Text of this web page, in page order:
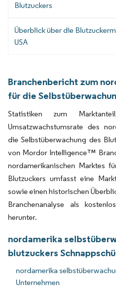
Blutzuckers
Überblick über die
USA
Branchenbericht zum
für die
Statistiken zum
Umsatzwachstumsrate des
die Selbstüberwachung des
von Mordor Intelligence™
nordamerikanischen Marktes
Blutzuckers umfasst eine
sowie einen historischen
Branchenanalyse als
herunter.
nordamerika
blutzuckers
nordamerika
Unternehmen